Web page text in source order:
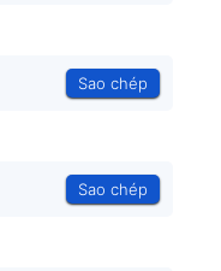
Sao chép
Sao chép